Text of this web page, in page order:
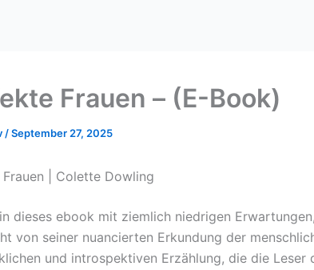
Frauen – (E-Book)
/September 27, 2025
| Colette Dowling
dieses ebook mit ziemlich niedrigen
von seiner nuancierten Erkundung der
und introspektiven Erzählung, die die Leser